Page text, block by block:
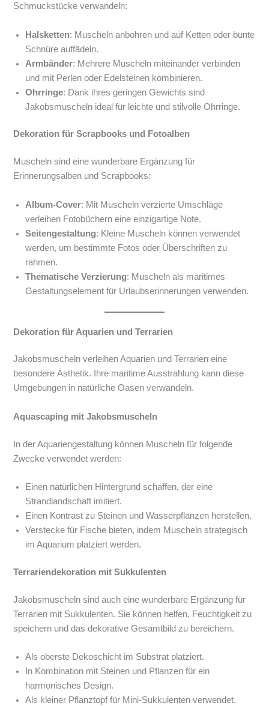
Schmuckstücke verwandeln:
Halsketten: Muscheln anbohren und auf Ketten oder bunte
Schnüre auffädeln.
Armbänder: Mehrere Muscheln miteinander verbinden
und mit Perlen oder Edelsteinen kombinieren.
Ohrringe: Dank ihres geringen Gewichts sind
Jakobsmuscheln ideal für leichte und stilvolle Ohrringe.
Dekoration für Scrapbooks und Fotoalben
Muscheln sind eine wunderbare Ergänzung für
Erinnerungsalben und Scrapbooks:
Album-Cover: Mit Muscheln verzierte Umschläge
verleihen Fotobüchern eine einzigartige Note.
Seitengestaltung: Kleine Muscheln können verwendet
werden, um bestimmte Fotos oder Überschriften zu
rahmen.
Thematische Verzierung: Muscheln als maritimes
Gestaltungselement für Urlaubserinnerungen verwenden.
Dekoration für Aquarien und Terrarien
Jakobsmuscheln verleihen Aquarien und Terrarien eine
besondere Ästhetik. Ihre maritime Ausstrahlung kann diese
Umgebungen in natürliche Oasen verwandeln.
Aquascaping mit Jakobsmuscheln
In der Aquariengestaltung können Muscheln für folgende
Zwecke verwendet werden:
Einen natürlichen Hintergrund schaffen, der eine
Strandlandschaft imitiert.
Einen Kontrast zu Steinen und Wasserpflanzen herstellen.
Verstecke für Fische bieten, indem Muscheln strategisch
im Aquarium platziert werden.
Terrariendekoration mit Sukkulenten
Jakobsmuscheln sind auch eine wunderbare Ergänzung für
Terrarien mit Sukkulenten. Sie können helfen, Feuchtigkeit zu
speichern und das dekorative Gesamtbild zu bereichern.
Als oberste Dekoschicht im Substrat platziert.
In Kombination mit Steinen und Pflanzen für ein
harmonisches Design.
Als kleiner Pflanztopf für Mini-Sukkulenten verwendet.